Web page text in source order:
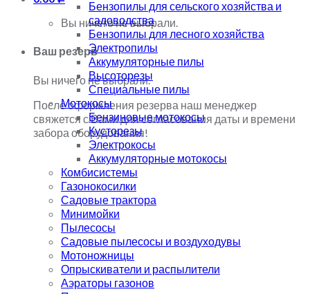
Вы ничего не выбрали.
Ваш резерв
Вы ничего не выбрали.
После оформления резерва наш менеджер
свяжется с Вами для согласования даты и времени
забора оборудования!
Бензопилы для сельского хозяйства и
садоводства
Бензопилы для лесного хозяйства
Электропилы
Аккумуляторные пилы
Высоторезы
Специальные пилы
Мотокосы
Бензиновые мотокосы
Кусторезы
Электрокосы
Аккумуляторные мотокосы
Комбисистемы
Газонокосилки
Садовые трактора
Минимойки
Пылесосы
Садовые пылесосы и воздуходувы
Мотоножницы
Опрыскиватели и распылители
Аэраторы газонов